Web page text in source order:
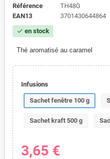
Référence
TH48G
EAN13
3701430644864
check en stock
Thé aromatisé au caramel
Infusions
Sachet fenêtre 100 g
Sachet kraft 500 g
3,65 €